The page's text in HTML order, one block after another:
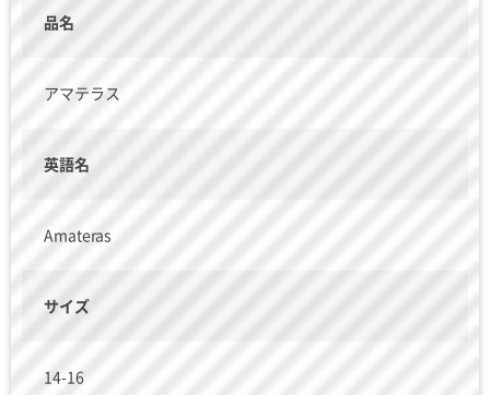
品名
アマテラス
英語名
Amateras
サイズ
14-16